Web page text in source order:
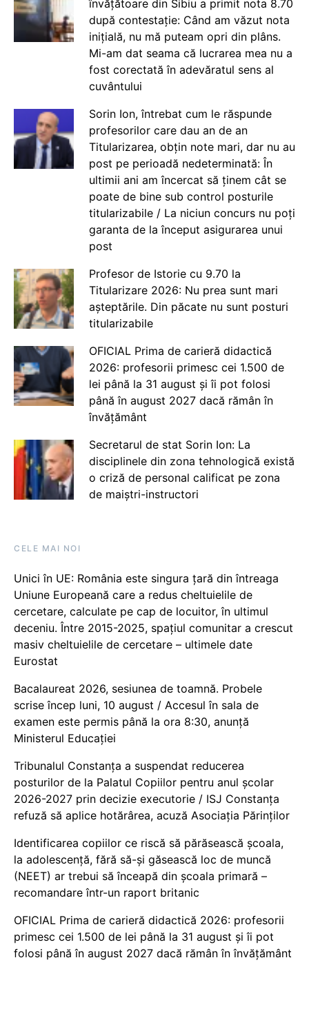
învățătoare din Sibiu a primit nota 8.70
după contestație: Când am văzut nota
inițială, nu mă puteam opri din plâns.
Mi-am dat seama că lucrarea mea nu a
fost corectată în adevăratul sens al
cuvântului
Sorin Ion, întrebat cum le răspunde
profesorilor care dau an de an
Titularizarea, obțin note mari, dar nu au
post pe perioadă nedeterminată: În
ultimii ani am încercat să ținem cât se
poate de bine sub control posturile
titularizabile / La niciun concurs nu poți
garanta de la început asigurarea unui
post
Profesor de Istorie cu 9.70 la
Titularizare 2026: Nu prea sunt mari
așteptările. Din păcate nu sunt posturi
titularizabile
OFICIAL Prima de carieră didactică
2026: profesorii primesc cei 1.500 de
lei până la 31 august și îi pot folosi
până în august 2027 dacă rămân în
învățământ
Secretarul de stat Sorin Ion: La
disciplinele din zona tehnologică există
o criză de personal calificat pe zona
de maiștri-instructori
CELE MAI NOI
Unici în UE: România este singura țară din întreaga
Uniune Europeană care a redus cheltuielile de
cercetare, calculate pe cap de locuitor, în ultimul
deceniu. Între 2015-2025, spațiul comunitar a crescut
masiv cheltuielile de cercetare – ultimele date
Eurostat
Bacalaureat 2026, sesiunea de toamnă. Probele
scrise încep luni, 10 august / Accesul în sala de
examen este permis până la ora 8:30, anunță
Ministerul Educației
Tribunalul Constanța a suspendat reducerea
posturilor de la Palatul Copiilor pentru anul școlar
2026-2027 prin decizie executorie / ISJ Constanța
refuză să aplice hotărârea, acuză Asociația Părinților
Identificarea copiilor ce riscă să părăsească școala,
la adolescență, fără să-și găsească loc de muncă
(NEET) ar trebui să înceapă din școala primară –
recomandare într-un raport britanic
OFICIAL Prima de carieră didactică 2026: profesorii
primesc cei 1.500 de lei până la 31 august și îi pot
folosi până în august 2027 dacă rămân în învățământ